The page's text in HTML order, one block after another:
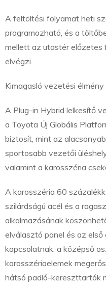
A feltöltési folyamat heti
programozható, és a
mellett az utastér
elvégzi.
Kimagasló vezetési élmény
A Plug-in Hybrid lelkesítő
a Toyota Új Globális
biztosít, mint az
sportosabb vezetői
valamint a karosszéria
A karosszéria 60
szilárdságú acél és a
alkalmazásának
elválasztó panel és az
kapcsolatnak, a középső
karosszériaelemek
hátsó padló-kereszttartók